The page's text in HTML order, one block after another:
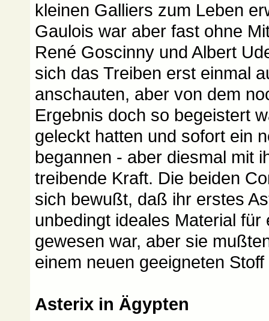
kleinen Galliers zum Leben
Gaulois war aber fast ohne
René Goscinny und Albert
sich das Treiben erst einmal
anschauten, aber von dem
Ergebnis doch so begeistert
geleckt hatten und sofort ein
begannen - aber diesmal mit
treibende Kraft. Die beiden
sich bewußt, daß ihr erstes
unbedingt ideales Material für
gewesen war, aber sie
einem neuen geeigneten
Asterix in Ägypten